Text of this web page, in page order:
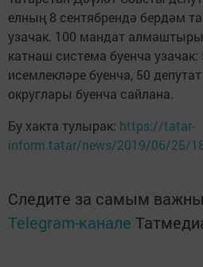
елның 8 сентябрендә бердәм
узачак. 100 мандат
катнаш система буенча узачак:
исемлекләре буенча, 50
округлары буенча сайлана.
Бу хакта тулырак: https://tatar-
inform.tatar/news/2019/06/25/
Следите за самым
Telegram-канале